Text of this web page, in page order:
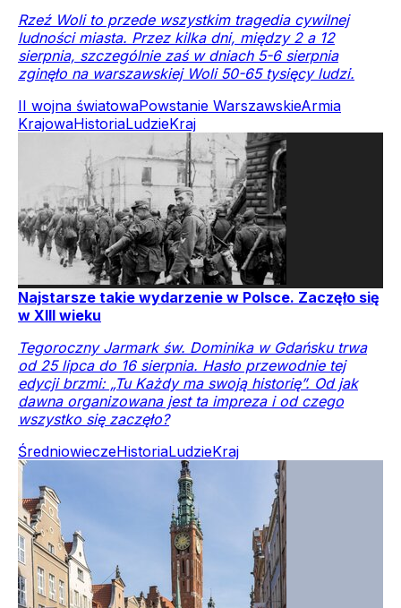
Rzeź Woli to przede wszystkim tragedia cywilnej
ludności miasta. Przez kilka dni, między 2 a 12
sierpnia, szczególnie zaś w dniach 5-6 sierpnia
zginęło na warszawskiej Woli 50-65 tysięcy ludzi.
II wojna światowaPowstanie WarszawskieArmia
KrajowaHistoriaLudzieKraj
Najstarsze takie wydarzenie w Polsce. Zaczęło się
w XIII wieku
Tegoroczny Jarmark św. Dominika w Gdańsku trwa
od 25 lipca do 16 sierpnia. Hasło przewodnie tej
edycji brzmi: „Tu Każdy ma swoją historię”. Od jak
dawna organizowana jest ta impreza i od czego
wszystko się zaczęło?
ŚredniowieczeHistoriaLudzieKraj